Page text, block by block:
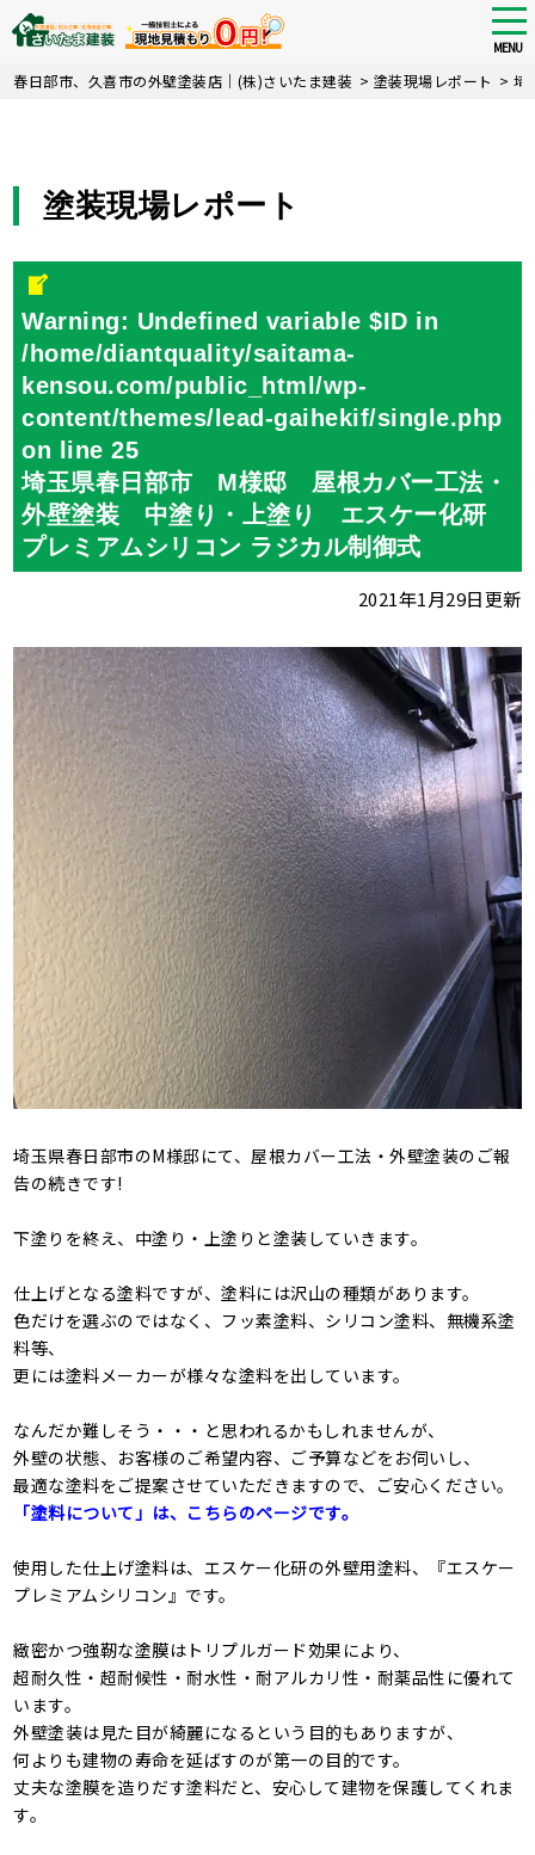
Skip
MENU
春日部市、久喜市の外壁塗装店｜(株)さいたま建装 > 塗装現場レポート >埼
塗装現場レポート
Warning: Undefined variable $ID in
/home/diantquality/saitama-
kensou.com/public_html/wp-
content/themes/lead-gaihekif/single.php
on line25
埼玉県春日部市 M様邸 屋根カバー工法・
外壁塗装 中塗り・上塗り エスケー化研
プレミアムシリコン ラジカル制御式
2021年1月29日更新
埼玉県春日部市のM様邸にて、屋根カバー工法・外壁塗装のご報
告の続きです!
下塗りを終え、中塗り・上塗りと塗装していきます。
仕上げとなる塗料ですが、塗料には沢山の種類があります。
色だけを選ぶのではなく、 フッ素塗料、シリコン塗料、無機系塗
料等、
更には塗料メーカーが様々な塗料を出しています。
なんだか難しそう・・・と思われるかもしれませんが、
外壁の状態、お客様のご希望内容、ご予算などをお伺いし、
最適な塗料をご提案させていただきますので、ご安心ください。
「塗料について」は、こちらのページです。
使用した仕上げ塗料は、エスケー化研の外壁用塗料、『エスケー
プレミアムシリコン』です。
緻密かつ強靭な塗膜はトリプルガード効果により、
超耐久性・超耐候性・耐水性・耐アルカリ性・耐薬品性に優れて
います。
外壁塗装は見た目が綺麗になるという目的もありますが、
何よりも建物の寿命を延ばすのが第一の目的です。
丈夫な塗膜を造りだす塗料だと、安心して建物を保護してくれま
す。